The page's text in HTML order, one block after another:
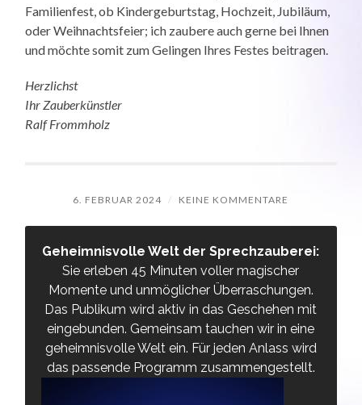
Familienfest, ob Kindergeburtstag, Hochzeit, Jubiläum,
oder Weihnachtsfeier; ich zaubere auch gerne bei Ihnen
und möchte somit zum Gelingen Ihres Festes beitragen.
Herzlichst
Ihr Zauberkünstler
Ralf Frommholz
6. FEBRUAR 2024 / KEINE KOMMENTARE
Geheimnisvolle Welt der Sprechzauberei:
Sie erleben 45 Minuten voller magischer
Momente und unmöglicher Überraschungen.
Das Publikum wird aktiv in das Geschehen mit
eingebunden. Gemeinsam tauchen wir in eine
geheimnisvolle Welt ein. Für jeden Anlass wird
das passende Programm zusammengestellt.